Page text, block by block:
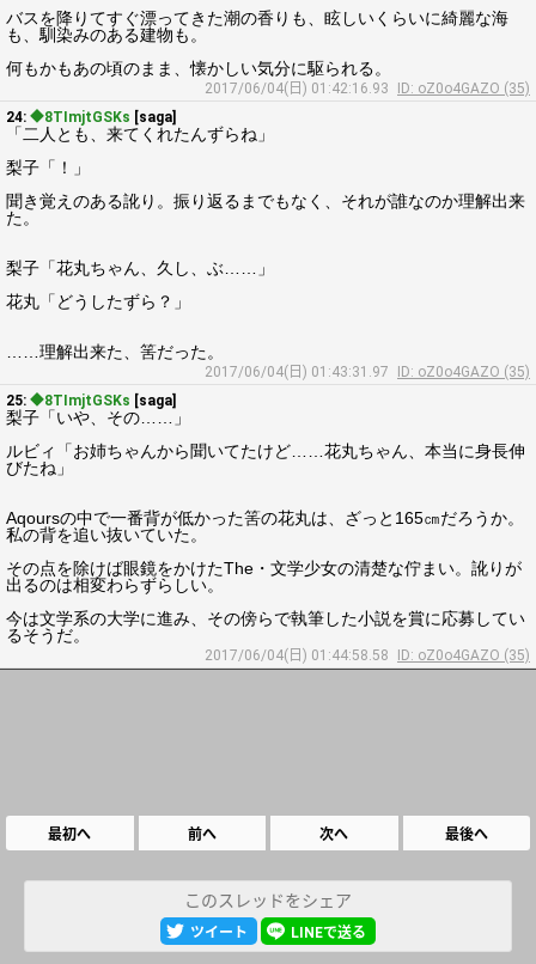
バスを降りてすぐ漂ってきた潮の香りも、眩しいくらいに綺麗な海
も、馴染みのある建物も。
何もかもあの頃のまま、懐かしい気分に駆られる。
2017/06/04(日) 01:42:16.93
ID: oZ0o4GAZO (35)
24: ◆8TImjtGSKs [saga]
「二人とも、来てくれたんずらね」
梨子「！」
聞き覚えのある訛り。振り返るまでもなく、それが誰なのか理解出来
た。
梨子「花丸ちゃん、久し、ぶ……」
花丸「どうしたずら？」
……理解出来た、筈だった。
2017/06/04(日) 01:43:31.97
ID: oZ0o4GAZO (35)
25: ◆8TImjtGSKs [saga]
梨子「いや、その……」
ルビィ「お姉ちゃんから聞いてたけど……花丸ちゃん、本当に身長伸
びたね」
Aqoursの中で一番背が低かった筈の花丸は、ざっと165㎝だろうか。
私の背を追い抜いていた。
その点を除けば眼鏡をかけたThe・文学少女の清楚な佇まい。訛りが
出るのは相変わらずらしい。
今は文学系の大学に進み、その傍らで執筆した小説を賞に応募してい
るそうだ。
2017/06/04(日) 01:44:58.58 ID: oZ0o4GAZO (35)
最初へ 前へ 次へ 最後へ
このスレッドをシェア
ツイート LINEで送る